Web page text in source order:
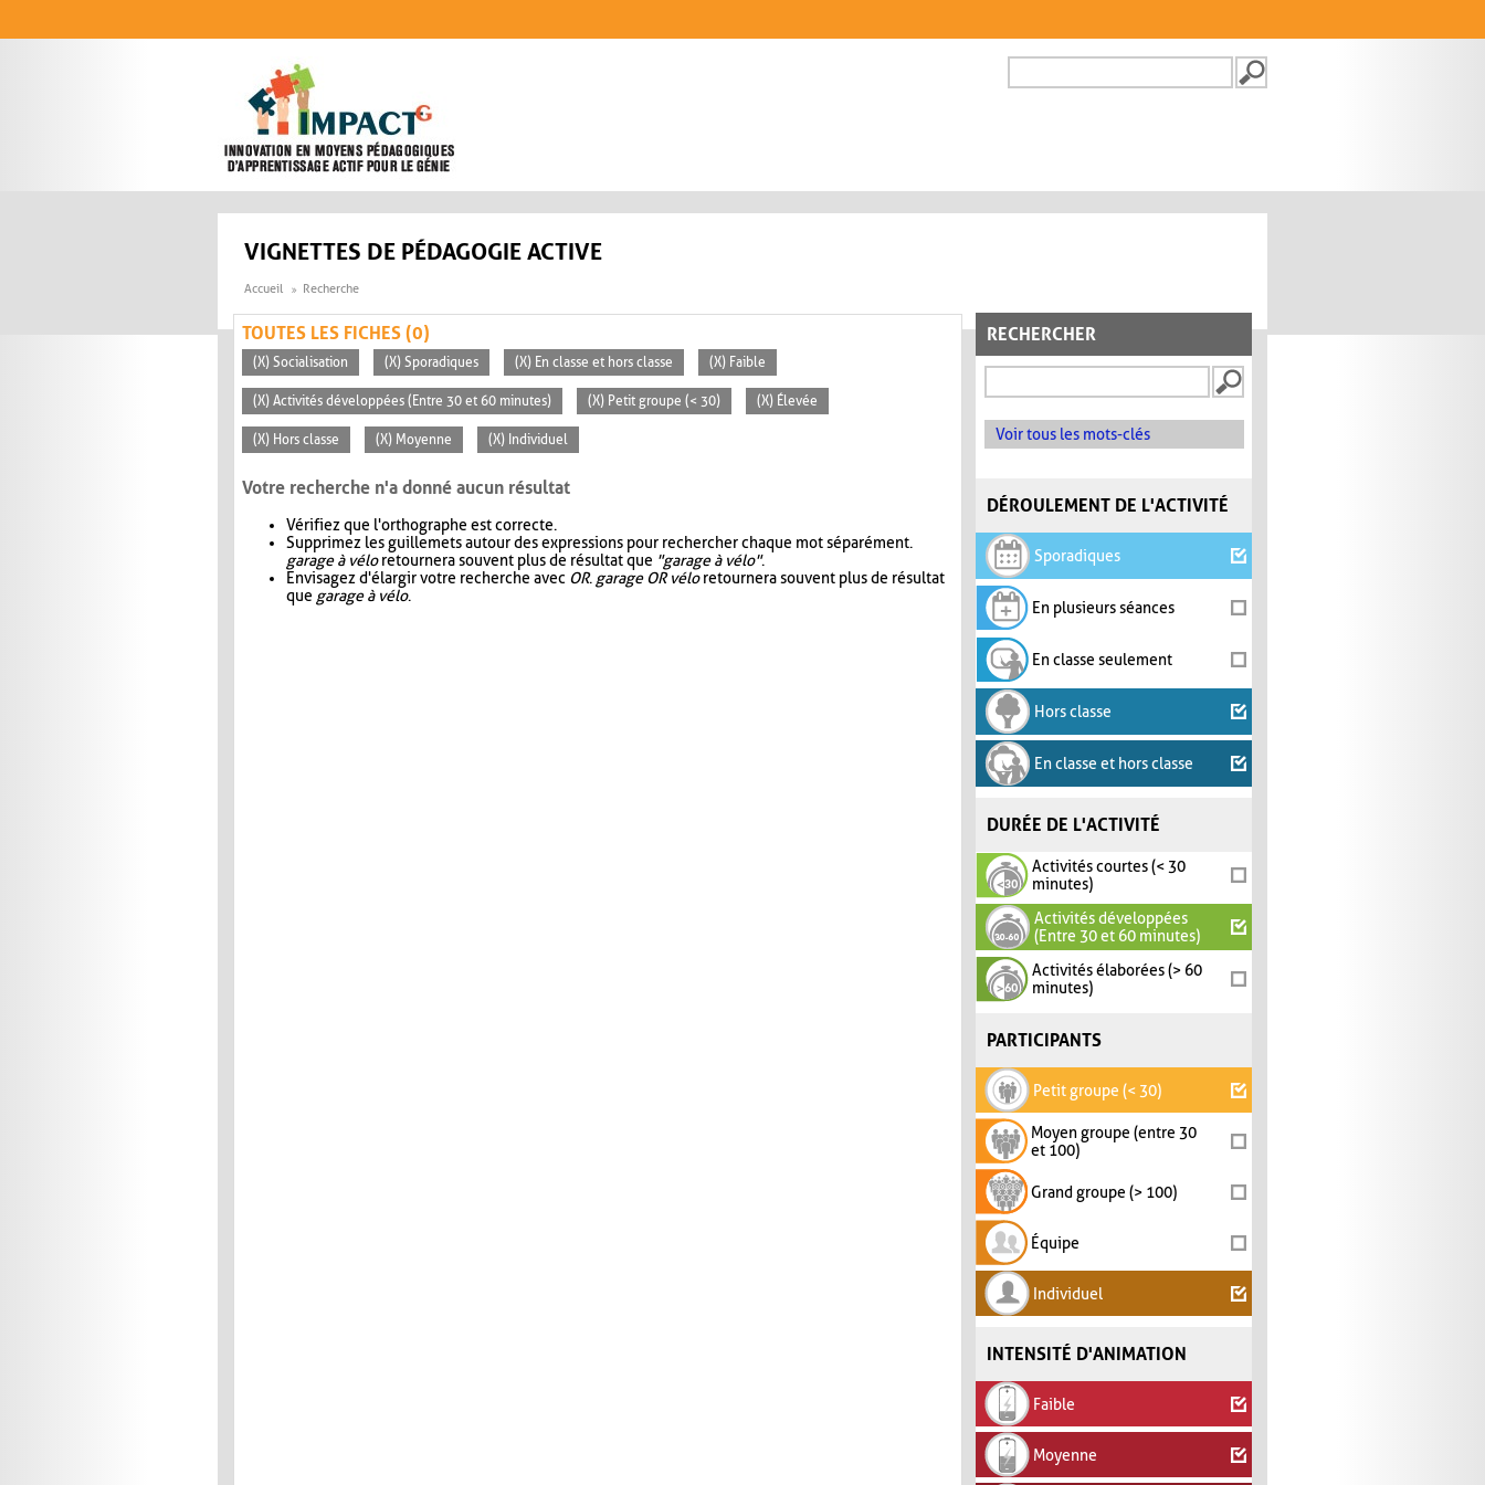
FORMULAIRE DE
VIGNETTES DE PÉDAGOGIE ACTIVE
Accueil Recherche
RECHERCHER
Voir tous les mots-clés
DÉROULEMENT DE L'ACTIVITÉ
Sporadiques
En plusieurs séances
En classe seulement
Hors classe
En classe et hors classe
DURÉE DE L'ACTIVITÉ
Activités courtes (< 30
minutes)
Activités développées
(Entre 30 et 60 minutes)
Activités élaborées (> 60
minutes)
PARTICIPANTS
Petit groupe (< 30)
Moyen groupe (entre 30
et 100)
Grand groupe (> 100)
Équipe
Individuel
INTENSITÉ D'ANIMATION
Faible
Moyenne
TOUTES LES FICHES (0)
(X) Socialisation (X) Sporadiques (X) En classe et hors classe (X) Faible
(X) Activités développées (Entre 30 et 60 minutes) (X) Petit groupe (< 30) (X) Élevée
(X) Hors classe (X) Moyenne (X) Individuel
Votre recherche n'a donné aucun résultat
Vérifiez que l'orthographe est correcte.
Supprimez les guillemets autour des expressions pour rechercher chaque mot séparément.
garage à véloretournera souvent plus de résultat que "garage à vélo".
Envisagez d'élargir votre recherche avec OR. garage OR véloretournera souvent plus de résultat
que garage à vélo.